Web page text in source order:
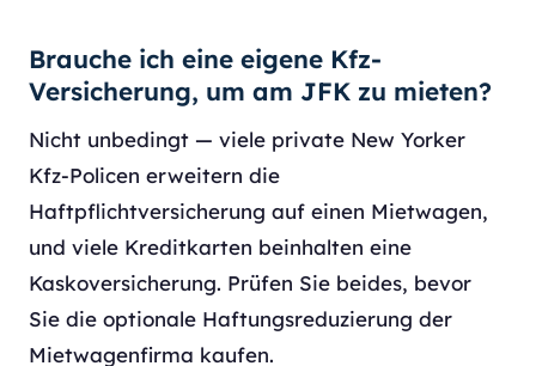
Brauche ich eine eigene Kfz-
Versicherung, um am JFK zu mieten?
Nicht unbedingt — viele private New Yorker
Kfz-Policen erweitern die
Haftpflichtversicherung auf einen Mietwagen,
und viele Kreditkarten beinhalten eine
Kaskoversicherung. Prüfen Sie beides, bevor
Sie die optionale Haftungsreduzierung der
Mietwagenfirma kaufen.